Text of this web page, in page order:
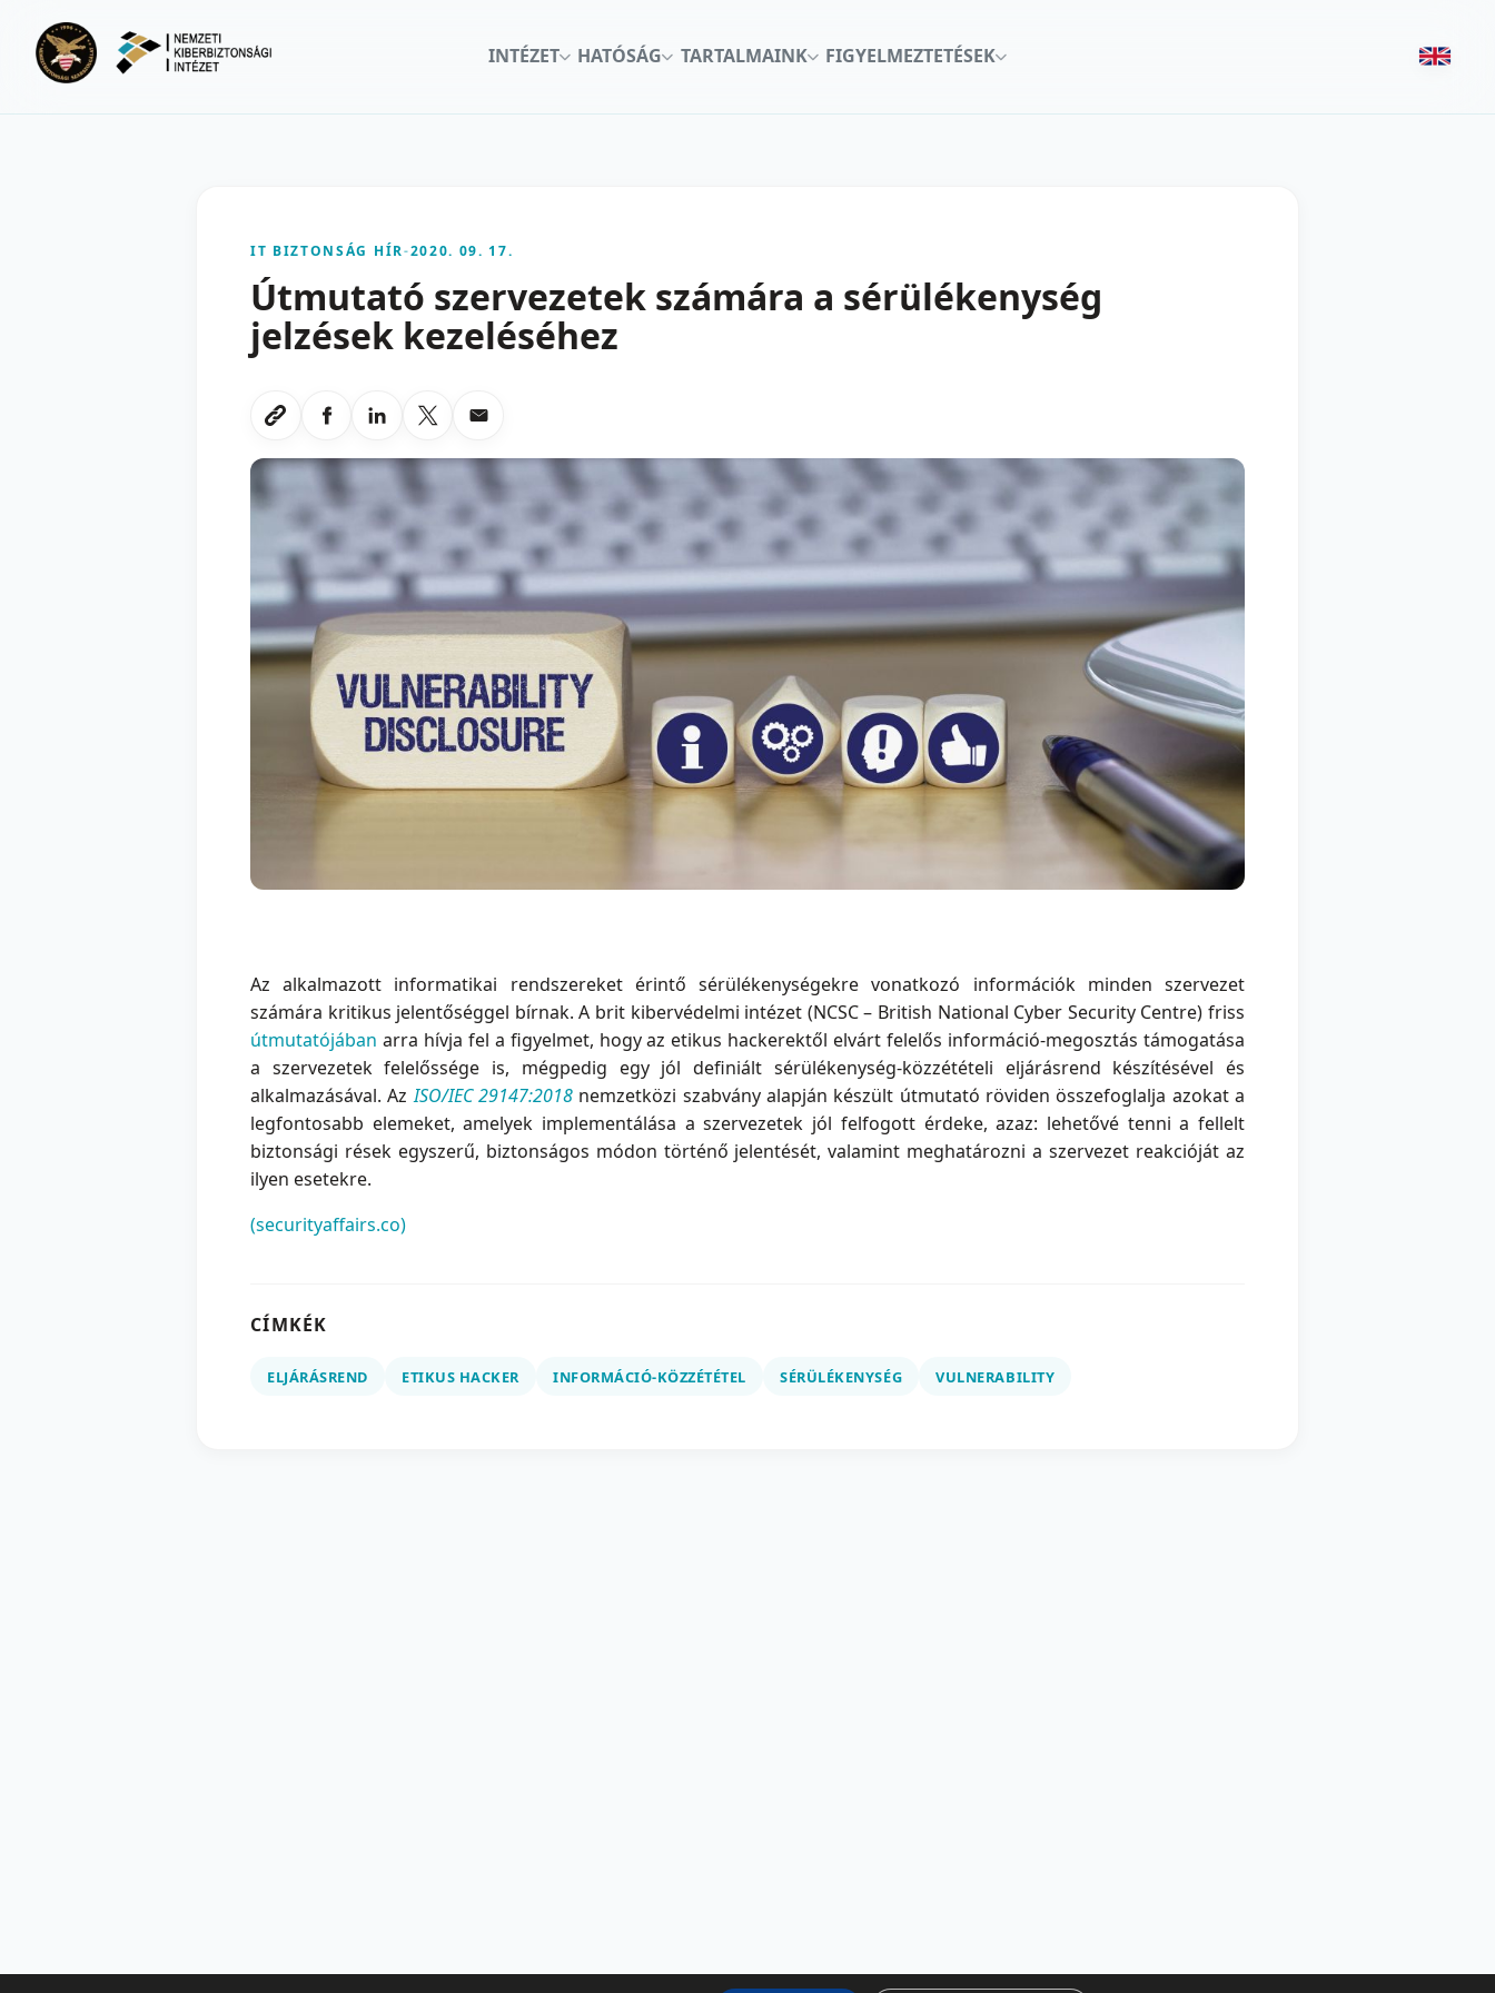
INTÉZET
HATÓSÁG TARTALMAINK FIGYELMEZTETÉSEK
IT BIZTONSÁG HÍR-2020. 09. 17.
Útmutató szervezetek számára a sérülékenység
jelzések kezeléséhez
Link masolasa
Megosztas Facebookon
Megosztas LinkedInen
Megosztas X-en
Megosztas emailben
Az alkalmazott informatikai rendszereket érintő sérülékenységekre vonatkozó információk minden szervezet
számára kritikus jelentőséggel bírnak. A brit kibervédelmi intézet (NCSC – British National Cyber Security Centre) friss
útmutatójában arra hívja fel a figyelmet, hogy az etikus hackerektől elvárt felelős információ-megosztás támogatása
a szervezetek felelőssége is, mégpedig egy jól definiált sérülékenység-közzétételi eljárásrend készítésével és
alkalmazásával. AzISO/IEC 29147:2018 nemzetközi szabvány alapján készült útmutató röviden összefoglalja azokat a
legfontosabb elemeket, amelyek implementálása a szervezetek jól felfogott érdeke, azaz: lehetővé tenni a fellelt
biztonsági rések egyszerű, biztonságos módon történő jelentését, valamint meghatározni a szervezet reakcióját az
ilyen esetekre.
(securityaffairs.co)
CÍMKÉK
ELJÁRÁSREND ETIKUS HACKER INFORMÁCIÓ-KÖZZÉTÉTEL SÉRÜLÉKENYSÉG VULNERABILITY